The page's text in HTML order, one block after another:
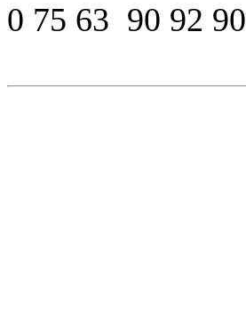
0 75 63 90 92 90